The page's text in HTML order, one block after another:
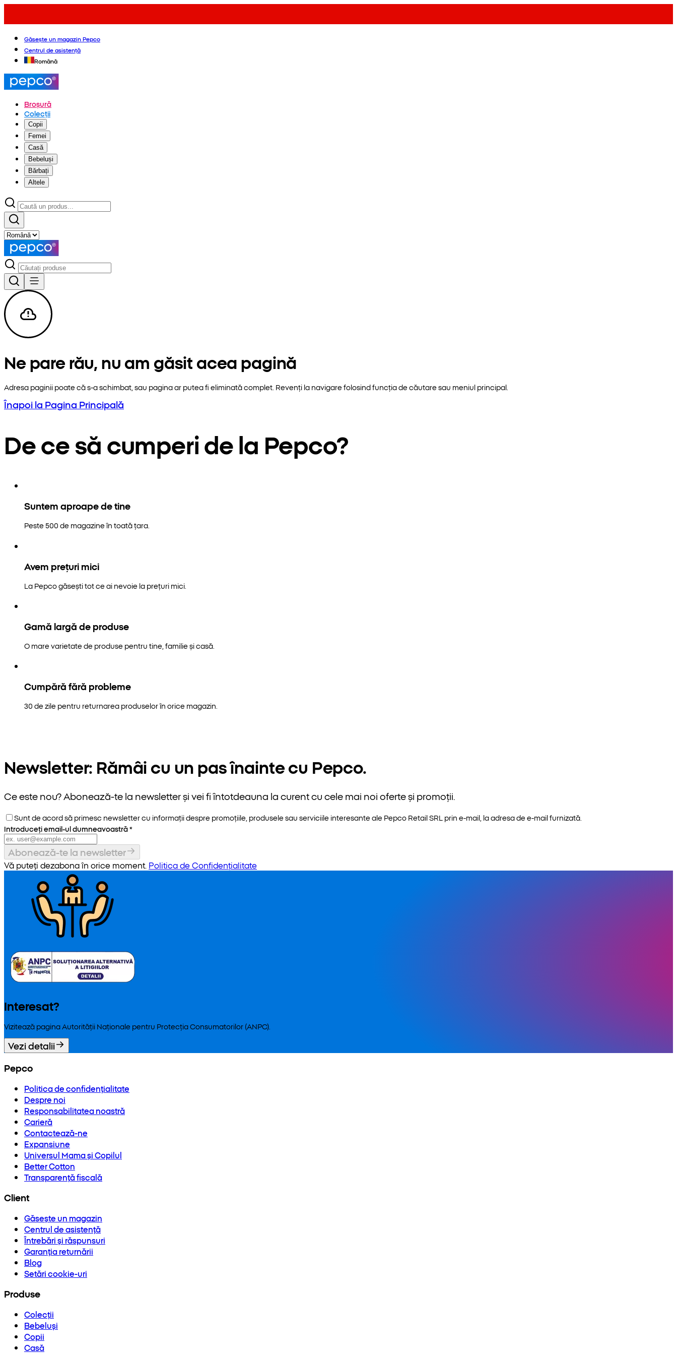
Găsește un magazin Pepco
Centrul de asistență
Română
Broșură
Colecții
Copii
Femei
Casă
Bebeluși
Bărbați
Altele
Ne pare rău, nu am găsit acea pagină
Adresa paginii poate că s-a schimbat, sau pagina ar putea fi eliminată complet. Revenți la navigare folosind funcția de căutare sau meniul principal.
Înapoi la Pagina Principală
De ce să cumperi de la Pepco?
Suntem aproape de tine
Peste 500 de magazine în toată țara.
Avem prețuri mici
La Pepco găsești tot ce ai nevoie la prețuri mici.
Gamă largă de produse
O mare varietate de produse pentru tine, familie și casă.
Cumpără fără probleme
30 de zile pentru returnarea produselor în orice magazin.
Newsletter: Rămâi cu un pas înainte cu Pepco.
Ce este nou? Abonează-te la newsletter și vei fi întotdeauna la curent cu cele mai noi oferte și promoții.
Sunt de acord să primesc newsletter cu informații despre promoțiile, produsele sau serviciile interesante ale Pepco Retail SRL prin e-mail, la adresa de e-mail furnizată.
Introduceți email-ul dumneavoastră*
Abonează-te la newsletter
Vă puteți dezabona în orice moment. Politica de Confidențialitate
Interesat?
Vizitează pagina Autorității Naționale pentru Protecția Consumatorilor (ANPC).
Vezi detalii
Pepco
Politica de confidențialitate
Despre noi
Responsabilitatea noastră
Carieră
Contactează-ne
Expansiune
Universul Mama și Copilul
Better Cotton
Transparență fiscală
Client
Găsește un magazin
Centrul de asistență
Întrebări și răspunsuri
Garanția returnării
Blog
Setări cookie-uri
Produse
Colecții
Bebeluși
Copii
Casă